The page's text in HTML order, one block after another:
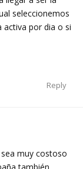
seleccionemos
activa por dia o si
Reply
muy costoso